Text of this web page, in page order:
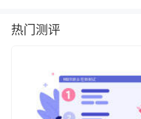
热门测评